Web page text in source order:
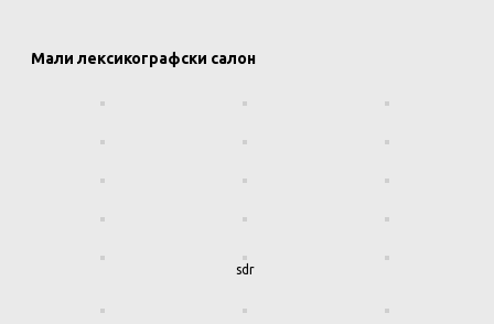
Мали лексикографски салон
sdr